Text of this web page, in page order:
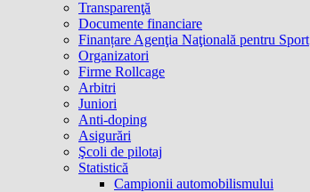
Transparenţă
Documente financiare
Finanțare Agenţia Naţională pentru Sport
Organizatori
Firme Rollcage
Arbitri
Juniori
Anti-doping
Asigurări
Şcoli de pilotaj
Statistică
Campionii automobilismului